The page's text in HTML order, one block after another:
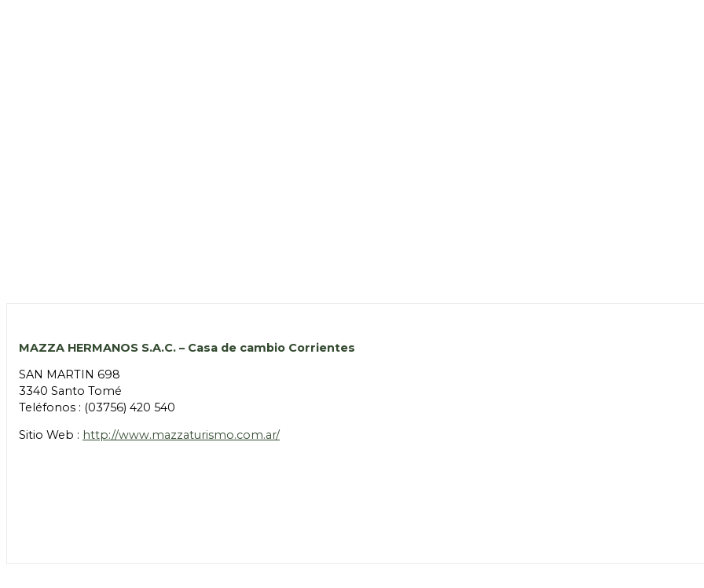
MAZZA HERMANOS S.A.C. – Casa de cambio Corrientes
SAN MARTIN 698
3340 Santo Tomé
Teléfonos : (03756) 420 540
Sitio Web : http://www.mazzaturismo.com.ar/